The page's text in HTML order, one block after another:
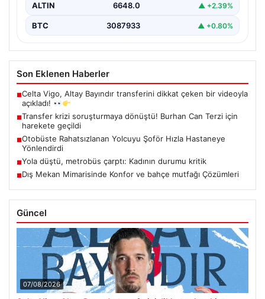
ALTIN 6648.0 ▲ +2.39%
BTC 3087933 ▲ +0.80%
Son Eklenen Haberler
■Celta Vigo, Altay Bayındır transferini dikkat çeken bir videoyla
açıkladı!
■Transfer krizi soruşturmaya dönüştü! Burhan Can Terzi için
harekete geçildi
■Otobüste Rahatsızlanan Yolcuyu Şoför Hızla Hastaneye
Yönlendirdi
■Yola düştü, metrobüs çarptı: Kadının durumu kritik
■Dış Mekan Mimarisinde Konfor ve bahçe mutfağı Çözümleri
Güncel
07/08/2026